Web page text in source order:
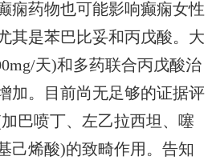
痫药物也可能影响癫痫女性
其是苯巴比妥和丙戊酸。大
天)和多药联合丙戊酸治
加。目前尚无足够的证据评
巴喷丁、左乙拉西坦、噻
己烯酸)的致畸作用。告知